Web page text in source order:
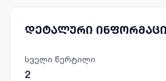
დეტალური
სველი წერტილი
2